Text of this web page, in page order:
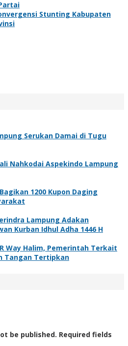
Stunting Kabupaten
Serukan Damai di Tugu
Nahkodai Aspekindo Lampung
1200 Kupon Daging
Lampung Adakan
Kurban Idhul Adha 1446 H
Way Halim, Pemerintah Terkait
Tangan Tertipkan
be published. Required fields